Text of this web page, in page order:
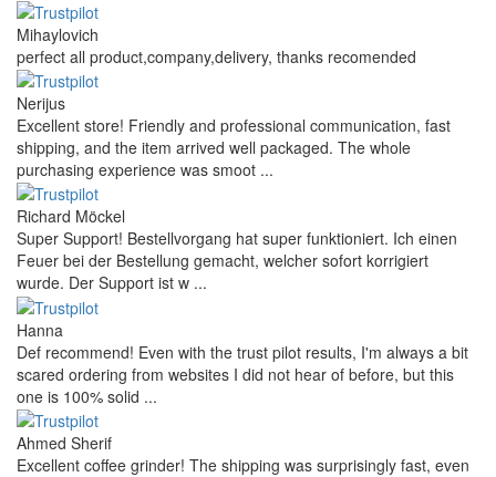
Mihaylovich
perfect all product,company,delivery, thanks recomended
Nerijus
Excellent store! Friendly and professional communication, fast
shipping, and the item arrived well packaged. The whole
purchasing experience was smoot ...
Richard Möckel
Super Support! Bestellvorgang hat super funktioniert. Ich einen
Feuer bei der Bestellung gemacht, welcher sofort korrigiert
wurde. Der Support ist w ...
Hanna
Def recommend! Even with the trust pilot results, I'm always a bit
scared ordering from websites I did not hear of before, but this
one is 100% solid ...
Ahmed Sherif
Excellent coffee grinder! The shipping was surprisingly fast, even